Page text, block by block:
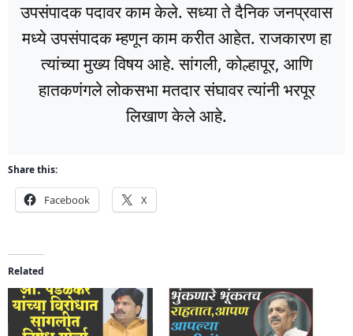
उपसंपादक पदावर काम केले. सध्या ते दैनिक जनप्रवास
मध्ये उपसंपादक म्हणून काम करीत आहेत. राजकारण हा
त्यांच्या मुख्य विषय आहे. सांगली, कोल्हापूर, आणि
हातकणंगले लोकसभा मतदार संघावर त्यांनी भरपूर
लिखाण केले आहे.
Share this:
Facebook X
Related